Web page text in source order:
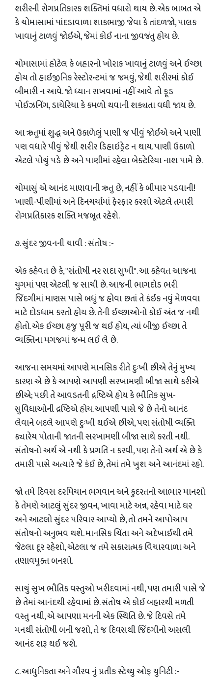
શરીરની રોગપ્રતિકારક શક્તિમાં વધારો થાય છે. એક બાબત એ
કે ચોમાસામાં પાંદડાવાળા શાકભાજી જેવા કે તાંદળજો, પાલક
ખાવાનું ટાળવું જોઈએ, જેમાં કોઈ નાના જીવજંતુ હોય છે.
​ચોમાસામાં હોટેલ કે બહારનો ખોરાક ખાવાનું ટાળવું અને ઈચ્છા
હોય તો હાઈજીનિક રેસ્ટોરન્ટમાં જ જમવું, જેથી શરીરમાં કોઈ
બીમારી ન આવે. જો ધ્યાન રાખવામાં નહીં આવે તો ફૂડ
પોઈઝનિંગ, ડાયેરિયા કે કમળો થવાની શક્યતા વધી જાય છે.
​આ ઋતુમાં શુદ્ધ અને ઉકાળેલું પાણી જ પીવું જોઈએ અને પાણી
પણ વધારે પીવું જેથી શરીર ડિહાઇડ્રેટ ન થાય. પાણી ઉકાળો
એટલે પોચું પડે છે અને પાણીમાં રહેલા બેક્ટેરિયા નાશ પામે છે.
​ચોમાસું એ આનંદ માણવાની ઋતુ છે, નહીં કે બીમાર પડવાની!
ખાણી-પીણીમાં અને દિનચર્યામાં ફેરફાર કરશો એટલે તમારી
રોગપ્રતિકારક શક્તિ મજબૂત રહેશે.
૭. સુંદર જીવનની ચાવી : સંતોષ :-
એક કહેવત છે કે, "સંતોષી નર સદા સુખી". આ કહેવત આજના
યુગમાં પણ એટલી જ સાચી છે. આજની ભાગદોડ ભરી
જિંદગીમાં માણસ પાસે બધું જ હોવા છતાં તે કંઈક નવું મેળવવા
માટે દોડધામ કરતો હોય છે. તેની ઈચ્છાઓનો કોઈ અંત જ નથી
હોતો. એક ઈચ્છા હજુ પૂરી જ થઈ હોય, ત્યાં બીજી ઈચ્છા તે
વ્યક્તિના મગજમાં જન્મ લઈ લે છે.
​આજના સમયમાં આપણે માનસિક રીતે દુઃખી છીએ તેનું મુખ્ય
કારણ એ છે કે આપણે આપણી સરખામણી બીજા સાથે કરીએ
છીએ; પછી તે આવડતની દ્રષ્ટિએ હોય કે ભૌતિક સુખ-
સુવિધાઓની દ્રષ્ટિએ હોય. આપણી પાસે જે છે તેનો આનંદ
લેવાને બદલે આપણે દુઃખી થઈએ છીએ, પણ સંતોષી વ્યક્તિ
ક્યારેય પોતાની જાતની સરખામણી બીજા સાથે કરતી નથી.
સંતોષનો અર્થ એ નથી કે પ્રગતિ ન કરવી, પણ તેનો અર્થ એ છે કે
તમારી પાસે અત્યારે જે કંઈ છે, તેમાં તમે ખુશ અને આનંદમાં રહો.
​જો તમે દિવસ દરમિયાન ભગવાન અને કુદરતનો આભાર માનશો
કે તેમણે આટલું સુંદર જીવન, ખાવા માટે અન્ન, રહેવા માટે ઘર
અને આટલો સુંદર પરિવાર આપ્યો છે, તો તમને આપોઆપ
સંતોષનો અનુભવ થશે. માનસિક ચિંતા અને અદેખાઈથી તમે
જેટલા દૂર રહેશો, એટલા જ તમે સકારાત્મક વિચારવાળા અને
તણાવમુક્ત બનશો.
​સાચું સુખ ભૌતિક વસ્તુઓ ખરીદવામાં નથી, પણ તમારી પાસે જે
છે તેમાં આનંદથી રહેવામાં છે. સંતોષ એ કોઈ બહારથી મળતી
વસ્તુ નથી, એ આપણા મનની એક સ્થિતિ છે. જે દિવસે તમે
મનથી સંતોષી બની જશો, તે જ દિવસથી જિંદગીનો અસલી
આનંદ શરૂ થઈ જશે.
૮. આધુનિકતા અને ગૌરવ નું પ્રતીક સ્ટેચ્યુ ઓફ યુનિટી :-